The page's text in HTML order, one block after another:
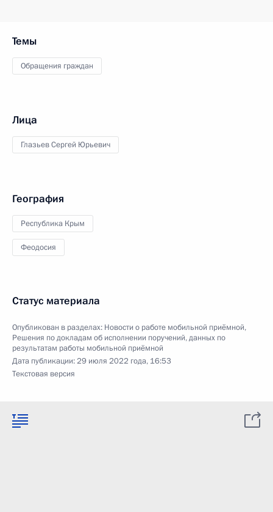
Темы
Обращения граждан
Лица
Глазьев Сергей Юрьевич
География
Республика Крым
Феодосия
Статус материала
Опубликован в разделах: Новости о работе мобильной приёмной,
Решения по докладам об исполнении поручений, данных по
результатам работы мобильной приёмной
Дата публикации:29 июля 2022 года, 16:53
Текстовая версия